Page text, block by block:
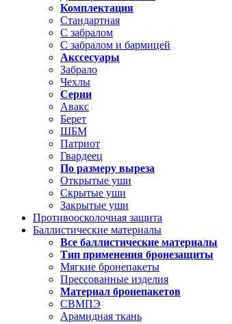
Комплектация
Стандартная
С забралом
С забралом и бармицей
Акссесуары
Забрало
Чехлы
Серии
Авакс
Берет
ШБМ
Патриот
Гвардеец
По размеру выреза
Открытые уши
Скрытые уши
Закрытые уши
Противоосколочная защита
Баллистические материалы
Все баллистические материалы
Тип применения бронезащиты
Мягкие бронепакеты
Прессованные изделия
Материал бронепакетов
СВМПЭ
Арамидная ткань